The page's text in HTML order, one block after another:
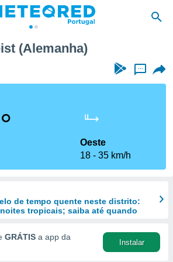
(Alemanha)
...
Oeste
18
35 km/h
de tempo quente neste distrito:
noites tropicais; saiba até quando
GRÁTIS a app da
Instalar